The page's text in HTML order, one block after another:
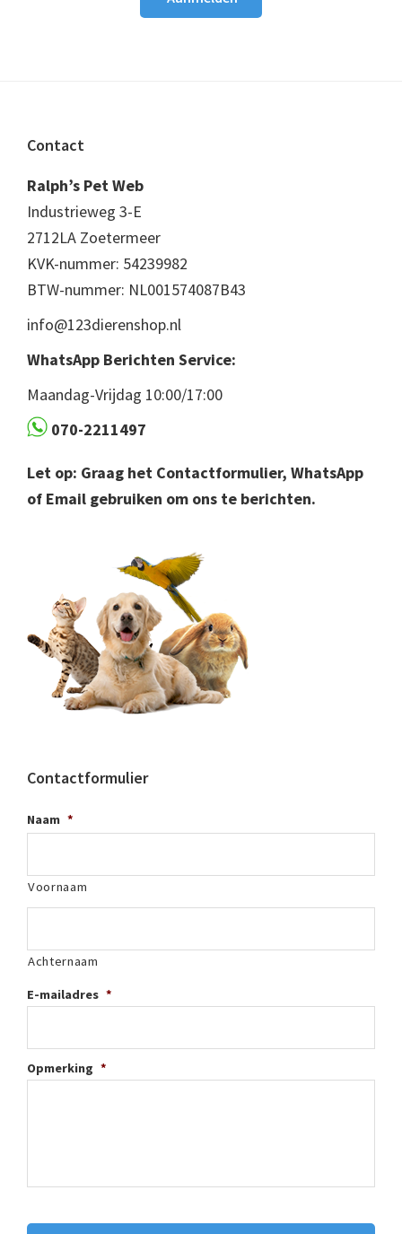
Footer
Contact
Ralph’s Pet Web
Industrieweg 3-E
2712LA Zoetermeer
KVK-nummer: 54239982
BTW-nummer: NL001574087B43
info@123dierenshop.nl
WhatsApp Berichten Service:
Maandag-Vrijdag 10:00/17:00
070-2211497
Let op: Graag het Contactformulier, WhatsApp
of Email gebruiken om ons te berichten.
Contactformulier
Naam *
Voornaam
Achternaam
E-mailadres *
Opmerking *